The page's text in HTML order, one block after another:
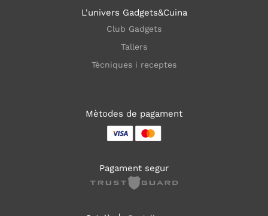
L'univers Gadgets&Cuina
Club Gadgets
Tallers
Tècniques i receptes
Mètodes de pagament
Pagament segur